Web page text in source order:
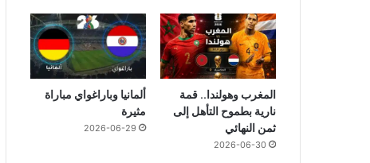
المغرب وهولندا.. قمة
نارية بطموح التأهل إلى
ثمن النهائي
2026-06-30
ألمانيا وباراغواي مباراة
مثيرة
2026-06-29